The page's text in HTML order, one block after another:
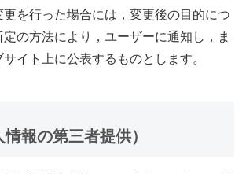
更を行った場合には，変更後の目的につ
の方法により，ユーザーに通知し，ま
イト上に公表するものとします。
報の第三者提供）